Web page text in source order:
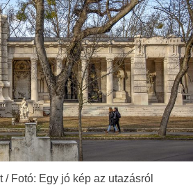
/ Fotó: Egy jó kép az utazásról